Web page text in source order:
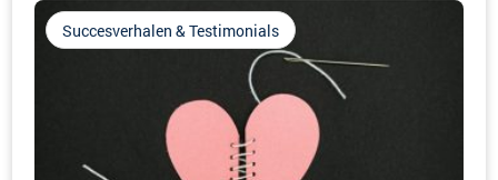
Succesverhalen & Testimonials